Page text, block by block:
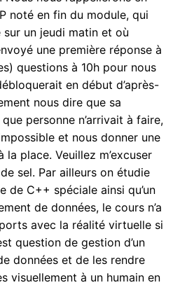
noté en fin du module, qui
un jeudi matin et où
une première réponse à
questions à 10h pour nous
en début d’après-
nous dire que sa
personne n’arrivait à faire,
et nous donner une
la place. Veuillez m’excuser
sel. Par ailleurs on étudie
de C++ spéciale ainsi qu’un
de données, le cours n’a
avec la réalité virtuelle si
question de gestion d’un
données et de les rendre
visuellement à un humain en